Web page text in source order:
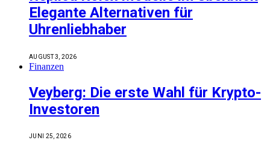
Elegante Alternativen für
Uhrenliebhaber
AUGUST 3, 2026
Finanzen
Veyberg: Die erste Wahl für Krypto-
Investoren
JUNI 25, 2026